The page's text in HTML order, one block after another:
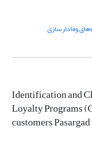
وفادارسازی
Identification and
Loyalty Programs
customers